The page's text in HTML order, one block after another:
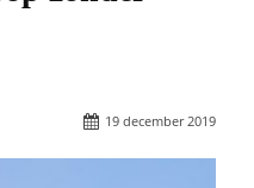
19 december 2019